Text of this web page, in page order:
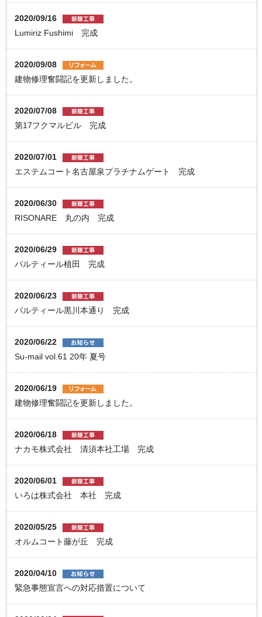
2020/09/16
Lumiriz Fushimi 完成
2020/09/08
建物修理奮闘記を更新しました。
2020/07/08
第17フクマルビル 完成
2020/07/01
エステムコート名古屋泉プラチナムゲート 完成
2020/06/30
RISONARE 丸の内 完成
2020/06/29
パルティール植田 完成
2020/06/23
パルティール黒川本通り 完成
2020/06/22
Su-mail vol.61 20年 夏号
2020/06/19
建物修理奮闘記を更新しました。
2020/06/18
ナカモ株式会社 清須本社工場 完成
2020/06/01
いろは株式会社 本社 完成
2020/05/25
オルムコート藤が丘 完成
2020/04/10
緊急事態宣言への対応措置について